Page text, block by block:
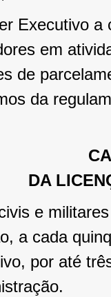
Executivo a
em
de
da
DA
e
a cada
por até